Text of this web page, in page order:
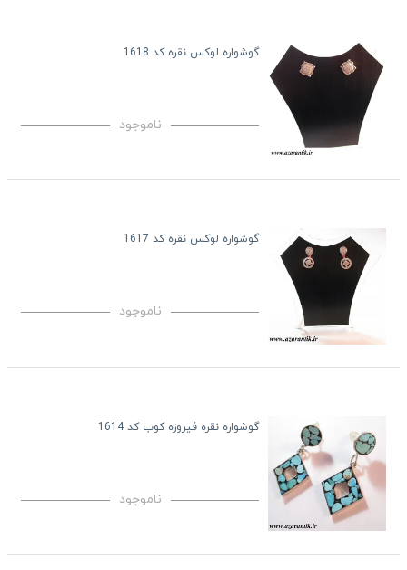
گوشواره لوکس نقره کد 1618
ناموجود
گوشواره لوکس نقره کد 1617
ناموجود
گوشواره نقره فیروزه کوب کد 1614
ناموجود